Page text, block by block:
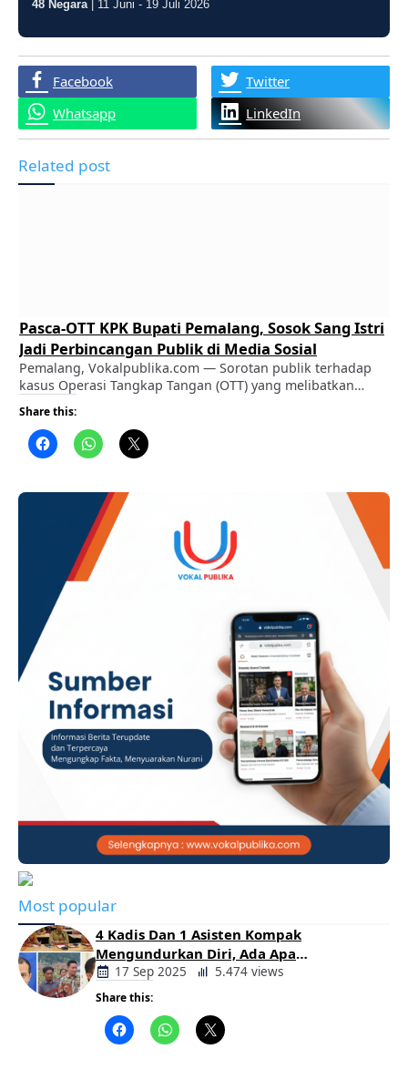
48 Negara| 11 Juni - 19 Juli 2026
Facebook
Twitter
Whatsapp
LinkedIn
Related post
Pasca-OTT KPK Bupati Pemalang, Sosok Sang Istri
Jadi Perbincangan Publik di Media Sosial
Pemalang, Vokalpublika.com — Sorotan publik terhadap
kasus Operasi Tangkap Tangan (OTT) yang melibatkan
Bupati Pemalang, Anom Widiyantoro, kini merembet pada
sosok sang istri, dr. Noor Faizah Maenofie (NFM).
Keberadaan dan rekam jejak NFM kembali ramai dibahas
netizen di media sosial usai dirinya turut diamankan
ADVERTISEMENT ​Berdasarkan unggahan salah satu akun …
Share this:
Most popular
4 Kadis Dan 1 Asisten Kompak
Mengundurkan Diri, Ada Apa
Pemerintahan Oloan
17 Sep 2025 5.474 views
Share this: